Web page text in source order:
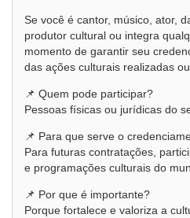
Se você é cantor, músico, ator,
produtor cultural ou integra
momento de garantir seu
das ações culturais realizadas
📌 Quem pode participar?
Pessoas físicas ou jurídicas do
📌 Para que serve o
Para futuras contratações,
e programações culturais do
📌 Por que é importante?
Porque fortalece e valoriza a